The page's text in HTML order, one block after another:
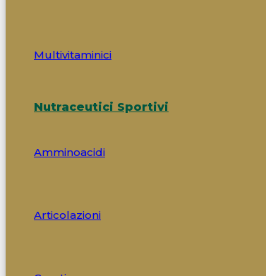
Multivitaminici
Nutraceutici Sportivi
Amminoacidi
Articolazioni